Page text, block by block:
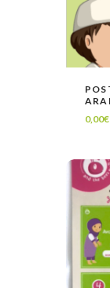
0,00€